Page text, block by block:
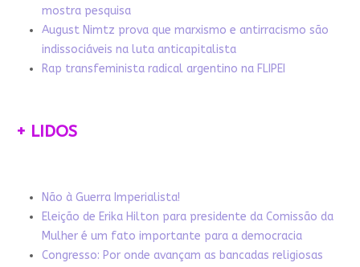
mostra pesquisa
August Nimtz prova que marxismo e antirracismo são
indissociáveis na luta anticapitalista
Rap transfeminista radical argentino na FLIPEI
+ LIDOS
Não à Guerra Imperialista!
Eleição de Erika Hilton para presidente da Comissão da
Mulher é um fato importante para a democracia
Congresso: Por onde avançam as bancadas religiosas